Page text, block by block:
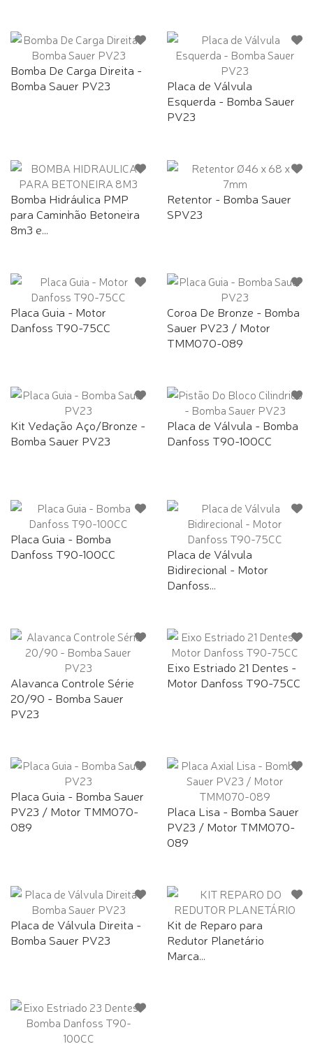
Bomba De Carga Direita -
Bomba Sauer PV23
Placa de Válvula
Esquerda - Bomba Sauer
PV23
Bomba Hidráulica PMP
para Caminhão Betoneira
8m3 e...
Retentor - Bomba Sauer
SPV23
Placa Guia - Motor
Danfoss T90-75CC
Coroa De Bronze - Bomba
Sauer PV23 / Motor
TMM070-089
Kit Vedação Aço/Bronze -
Bomba Sauer PV23
Placa de Válvula - Bomba
Danfoss T90-100CC
Placa Guia - Bomba
Danfoss T90-100CC
Placa de Válvula
Bidirecional - Motor
Danfoss...
Alavanca Controle Série
20/90 - Bomba Sauer
PV23
Eixo Estriado 21 Dentes -
Motor Danfoss T90-75CC
Placa Guia - Bomba Sauer
PV23 / Motor TMM070-
089
Placa Lisa - Bomba Sauer
PV23 / Motor TMM070-
089
Placa de Válvula Direita -
Bomba Sauer PV23
Kit de Reparo para
Redutor Planetário
Marca...